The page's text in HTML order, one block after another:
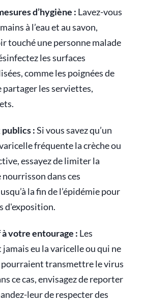
d’hygiène : Lavez-vous
à l’eau et au savon,
touché une personne malade
les surfaces
comme les poignées de
partager les serviettes,
:Si vous savez qu’un
fréquente la crèche ou
essayez de limiter la
dans ces
la fin de l’épidémie pour
d'exposition.
votre entourage : Les
eu la varicelle ou qui ne
pourraient transmettre le virus
ce cas, envisagez de reporter
leur de respecter des